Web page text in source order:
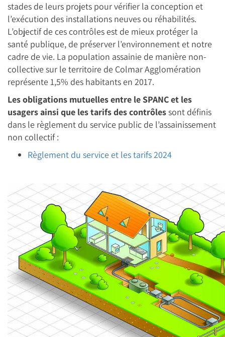
stades de leurs projets pour vérifier la conception et
l’exécution des installations neuves ou réhabilités.
L’objectif de ces contrôles est de mieux protéger la
santé publique, de préserver l’environnement et notre
cadre de vie. La population assainie de manière non-
collective sur le territoire de Colmar Agglomération
représente 1,5% des habitants en 2017.
Les obligations mutuelles entre le SPANC et les
usagers ainsi que les tarifs des contrôlessont définis
dans le règlement du service public de l’assainissement
non collectif :
Règlement du service et les tarifs 2024